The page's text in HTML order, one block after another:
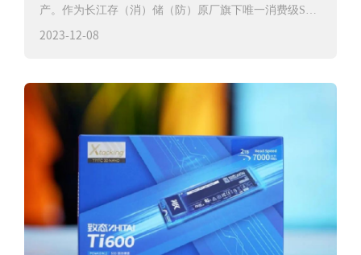
产。作为长江存（消）储（防）原厂旗下唯一消费级SSD
2023-12-08